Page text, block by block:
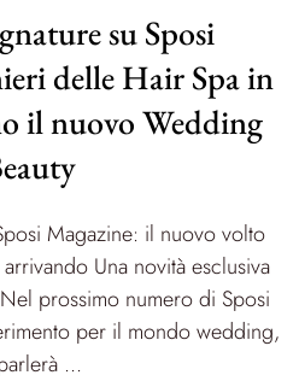
su Sposi
delle Hair Spa in
il nuovo Wedding
Magazine: il nuovo volto
Una novità esclusiva
prossimo numero di Sposi
per il mondo wedding,
...